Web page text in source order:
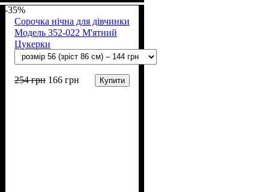
-35%
Сорочка нічна для дівчинки
Модель 352-022 М'ятний
Цукерки
254грн 166 грн Купити